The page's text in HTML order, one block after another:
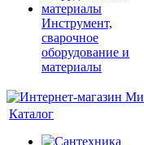
Инструмент,
сварочное
оборудование и
материалы
Каталог